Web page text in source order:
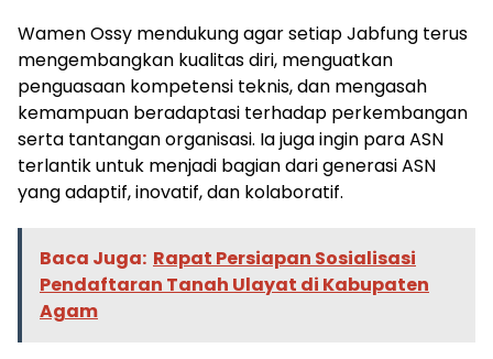
Wamen Ossy mendukung agar setiap Jabfung terus
mengembangkan kualitas diri, menguatkan
penguasaan kompetensi teknis, dan mengasah
kemampuan beradaptasi terhadap perkembangan
serta tantangan organisasi. Ia juga ingin para ASN
terlantik untuk menjadi bagian dari generasi ASN
yang adaptif, inovatif, dan kolaboratif.
Baca Juga: Rapat Persiapan Sosialisasi
Pendaftaran Tanah Ulayat di Kabupaten
Agam